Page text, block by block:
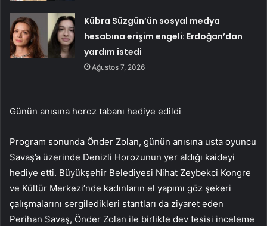
Kübra Süzgün’ün sosyal medya
hesabına erişim engeli: Erdoğan’dan
yardım istedi
Ağustos 7, 2026
Günün anısına horoz tabanı hediye edildi
Program sonunda Önder Zolan, günün anısına usta oyuncu
Savaş’a üzerinde Denizli Horozunun yer aldığı kaideyi
hediye etti. Büyükşehir Belediyesi Nihat Zeybekci Kongre
ve Kültür Merkezi’nde kadınların el yapımı göz şekeri
çalışmalarını sergiledikleri stantları da ziyaret eden
Perihan Savaş, Önder Zolan ile birlikte dev tesisi inceleme